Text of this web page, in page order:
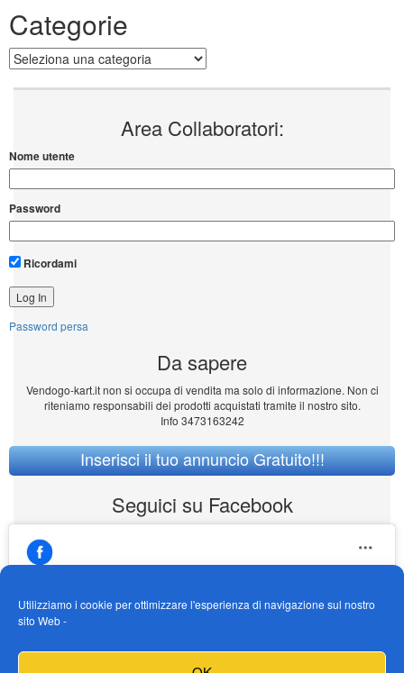
Utilizziamo i cookie per ottimizzare l'esperienza di navigazione sul nostro
sito Web -
Categorie
Categorie
Area Collaboratori:
Nome utente
Password
Ricordami
Password persa
Da sapere
Vendogo-kart.it non si occupa di vendita ma solo di informazione. Non ci
riteniamo responsabili dei prodotti acquistati tramite il nostro sito.
Info 3473163242
Inserisci il tuo annuncio Gratuito!!!
Seguici su Facebook
https://www.facebook.com/Vendogokartit/
Fai clic per accettare i cookie marketing e